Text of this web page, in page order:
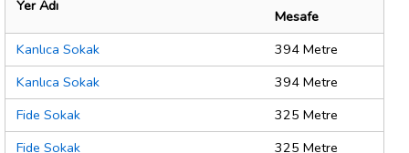
Yer Adı
Mesafe
Kanlıca Sokak
394 Metre
Kanlıca Sokak
394 Metre
Fide Sokak
325 Metre
Fide Sokak
325 Metre